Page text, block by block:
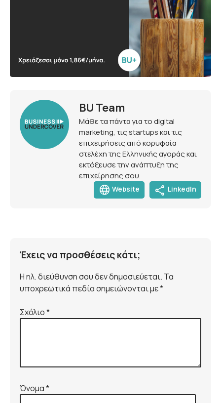
BU Team
Μάθε τα πάντα για το digital
marketing, τις startups και τις
επιχειρήσεις από κορυφαία
στελέχη της Ελληνικής αγοράς και
εκτόξευσε την ανάπτυξη της
επιχείρησης σου.
language Website share LinkedIn
Έχεις να προσθέσεις κάτι;
Η ηλ. διεύθυνση σου δεν δημοσιεύεται. Τα
υποχρεωτικά πεδία σημειώνονται με *
Σχόλιο*
Όνομα*